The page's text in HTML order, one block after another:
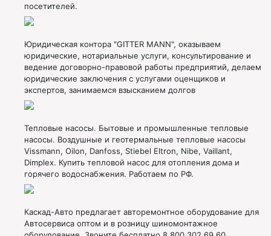
посетителей.
Юридическая контора "GITTER MANN", оказываем
юридические, нотариальные услуги, консультирование и
ведение договорно-правовой работы предприятий, делаем
юридические заключения с услугами оценщиков и
экспертов, занимаемся взысканием долгов
Тепловые насосы. Бытовые и промышленные тепловые
насосы. Воздушные и геотермальные тепловые насосы
Vissmann, Oilon, Danfoss, Stiebel Eltron, Nibe, Vaillant,
Dimplex. Купить тепловой насос для отопления дома и
горячего водоснабжения. Работаем по РФ.
Каскад-Авто предлагает авторемонтное оборудование для
Автосервиса оптом и в розницу шиномонтажное